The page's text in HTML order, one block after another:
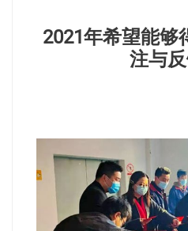
2021年希望能够
注与反